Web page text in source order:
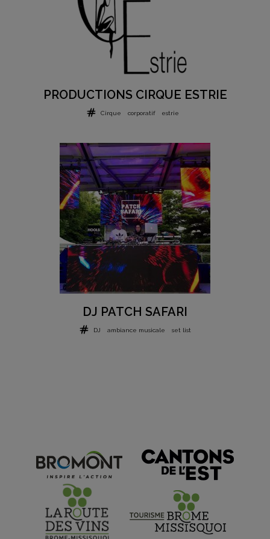
PRODUCTIONS CIRQUE ESTRIE
Cirque corporatif estrie
DJ PATCH SAFARI
DJ ambiance musicale set list